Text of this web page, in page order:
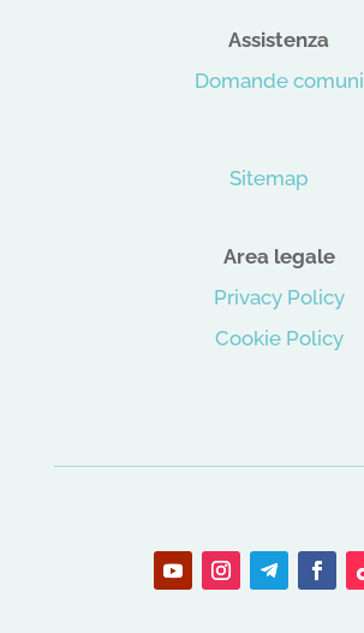
Assistenza
Domande comuni
Sitemap
Area legale
Privacy Policy
Cookie Policy